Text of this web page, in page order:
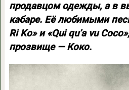
продавцом одежды, а в
кабаре. Её любимыми
Ri Ko» и «Qui qu’a vu
прозвище — Коко.